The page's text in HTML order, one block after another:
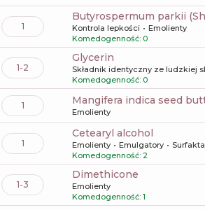
1
butyrospermum parkii
Kontrola lepkości
Emolienty
Komedogenność: 0
1-2
glycerin
Składnik identyczny ze ludzkiej
Komedogenność: 0
1 mangifera indica seed
Emolienty
1
cetearyl alcohol
Emolienty Emulgatory
Komedogenność: 2
1-3
dimethicone
Emolienty
Komedogenność: 1